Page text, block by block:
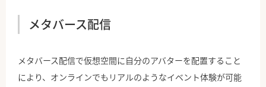
メタバース配信
メタバース配信で仮想空間に自分のアバターを配置すること
により、オンラインでもリアルのようなイベント体験が可能